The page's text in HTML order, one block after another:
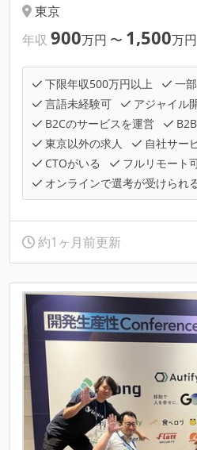
東京
年収 900万円 〜 1,500万円
下限年収500万円以上
一
言語未経験可
アジャイル
B2Cのサービスを運営
東京以外の求人
自社サー
CTOがいる
フルリモート
オンラインで選考が受けられ
約1ヶ月前更新